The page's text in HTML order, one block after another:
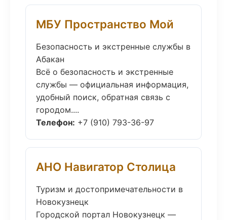
МБУ Пространство Мой
Безопасность и экстренные службы в
Абакан
Всё о безопасность и экстренные
службы — официальная информация,
удобный поиск, обратная связь с
городом....
Телефон: +7 (910) 793-36-97
АНО Навигатор Столица
Туризм и достопримечательности в
Новокузнецк
Городской портал Новокузнецк —